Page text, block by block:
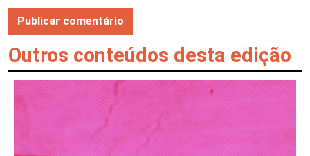
Outros conteúdos desta edição